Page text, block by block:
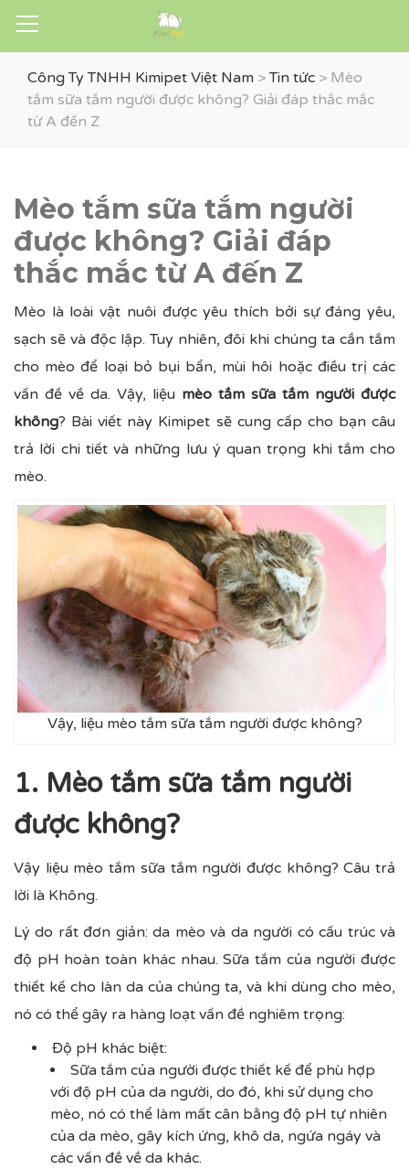
Công Ty TNHH Kimipet Việt Nam >Tin tức > Mèo
tắm sữa tắm người được không? Giải đáp thắc mắc
từ A đến Z
Mèo tắm sữa tắm người
được không? Giải đáp
thắc mắc từ A đến Z
Mèo là loài vật nuôi được yêu thích bởi sự đáng yêu,
sạch sẽ và độc lập. Tuy nhiên, đôi khi chúng ta cần tắm
cho mèo để loại bỏ bụi bẩn, mùi hôi hoặc điều trị các
vấn đề về da. Vậy, liệu mèo tắm sữa tắm người được
không? Bài viết này Kimipet sẽ cung cấp cho bạn câu
trả lời chi tiết và những lưu ý quan trọng khi tắm cho
mèo.
Vậy, liệu mèo tắm sữa tắm người được không?
1. Mèo tắm sữa tắm người
được không?
Vậy liệu mèo tắm sữa tắm người được không? Câu trả
lời là Không.
Lý do rất đơn giản: da mèo và da người có cấu trúc và
độ pH hoàn toàn khác nhau. Sữa tắm của người được
thiết kế cho làn da của chúng ta, và khi dùng cho mèo,
nó có thể gây ra hàng loạt vấn đề nghiêm trọng:
Độ pH khác biệt:
Sữa tắm của người được thiết kế để phù hợp
với độ pH của da người, do đó, khi sử dụng cho
mèo, nó có thể làm mất cân bằng độ pH tự nhiên
của da mèo, gây kích ứng, khô da, ngứa ngáy và
các vấn đề về da khác.